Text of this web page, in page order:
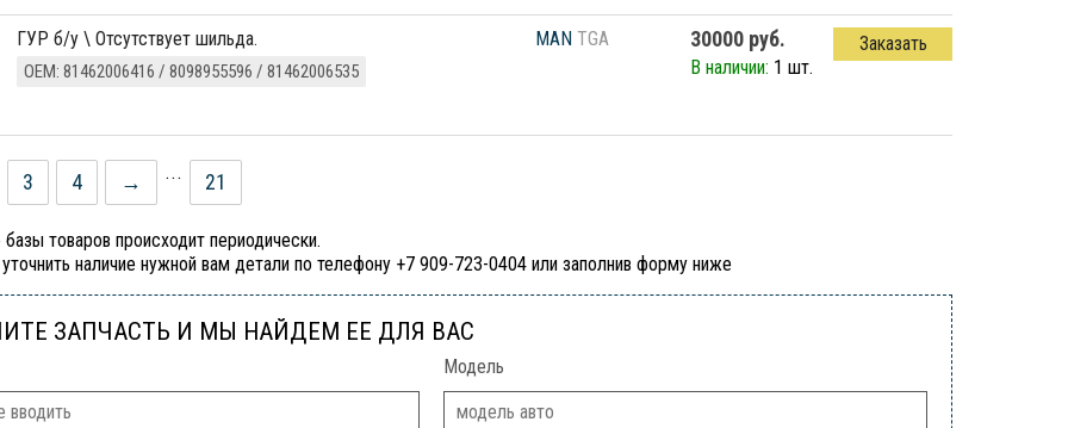
ГУР б/у \ Отсутствует шильда.
ОЕМ: 81462006416 / 8098955596 / 81462006535
MAN TGA 30000 руб.
В наличии: 1 шт.
Заказать
3 4 → ... 21
товаров происходит периодически.
наличие нужной вам детали по телефону +7 909-723-0404 или заполнив форму ниже
ЗАПЧАСТЬ И МЫ НАЙДЕМ ЕЕ ДЛЯ ВАС
Модель